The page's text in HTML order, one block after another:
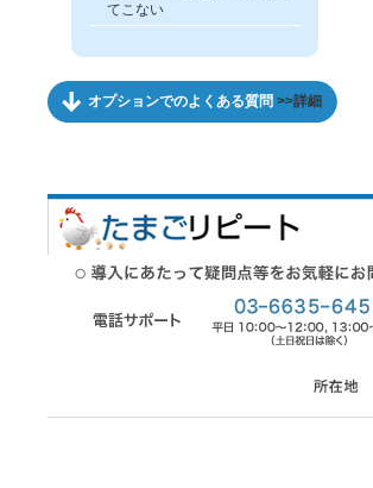
てこない
オプションでのよくある質問 >>詳細